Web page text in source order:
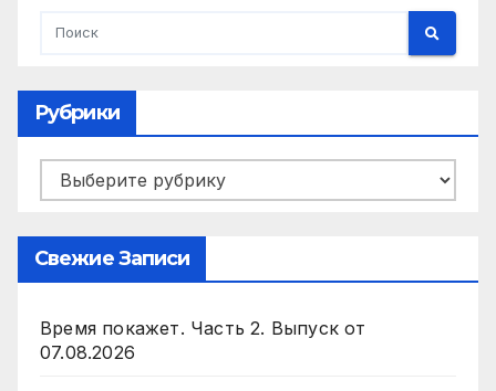
Рубрики
Рубрики
Свежие Записи
Время покажет. Часть 2. Выпуск от
07.08.2026